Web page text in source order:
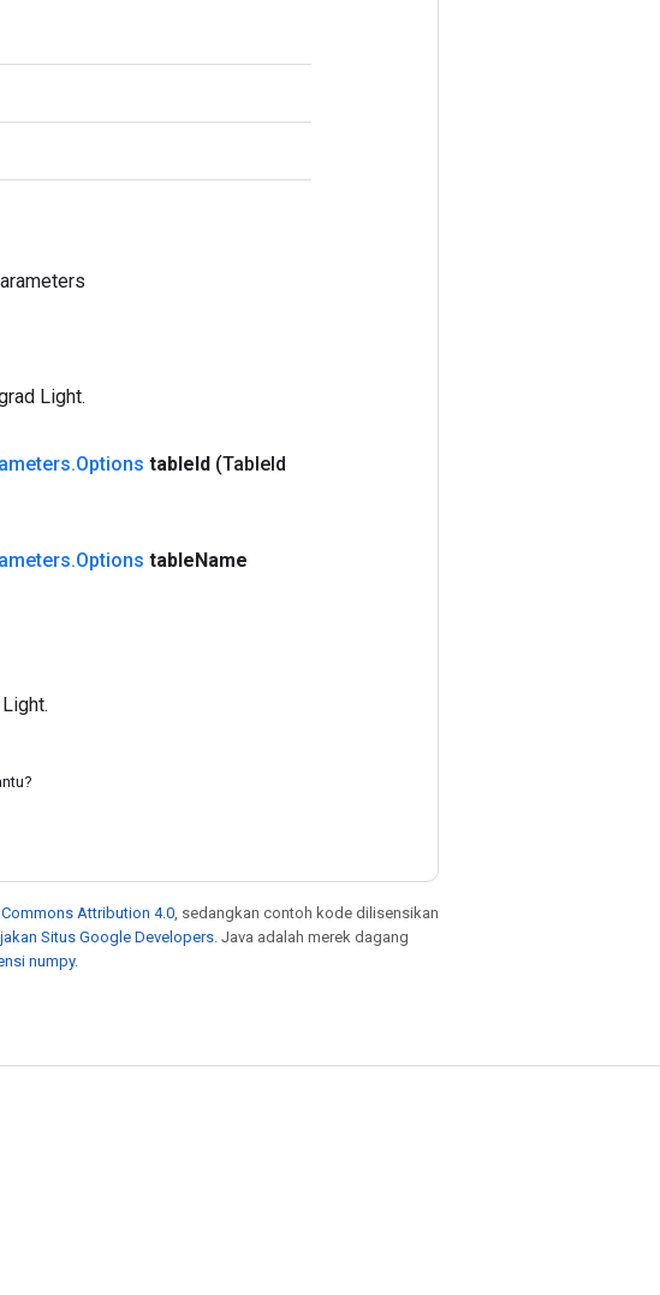
Light.
.Options tableId (TableId
.Options tableName
Attribution 4.0 , sedangkan contoh kode dilisensikan
Situs Google Developers . Java adalah merek dagang
numpy.